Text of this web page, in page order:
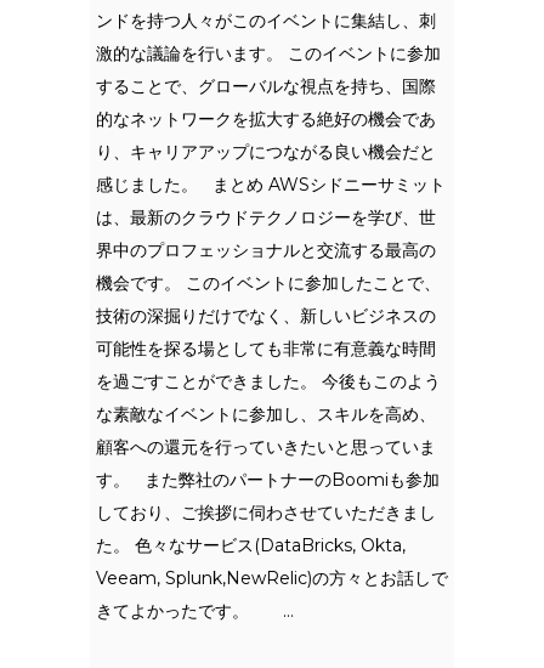
ンドを持つ人々がこのイベントに集結し、刺
激的な議論を行います。 このイベントに参加
することで、グローバルな視点を持ち、国際
的なネットワークを拡大する絶好の機会であ
り、キャリアアップにつながる良い機会だと
感じました。 まとめ AWSシドニーサミット
は、最新のクラウドテクノロジーを学び、世
界中のプロフェッショナルと交流する最高の
機会です。 このイベントに参加したことで、
技術の深掘りだけでなく、新しいビジネスの
可能性を探る場としても非常に有意義な時間
を過ごすことができました。 今後もこのよう
な素敵なイベントに参加し、スキルを高め、
顧客への還元を行っていきたいと思っていま
す。 また弊社のパートナーのBoomiも参加
しており、ご挨拶に伺わさせていただきまし
た。 色々なサービス(DataBricks, Okta,
Veeam, Splunk,NewRelic)の方々とお話しで
きてよかったです。